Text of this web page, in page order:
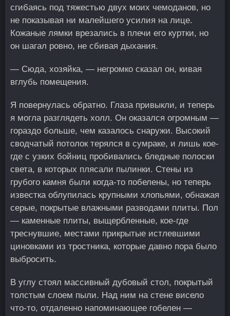
сгибаясь под тяжестью двух моих чемоданов, но
не показывая ни малейшего усилия на лице.
Кожаные лямки врезались в плечи его куртки, но
он шагал ровно, не сбивая дыхания.
— Сюда, хозяйка, — негромко сказал он, кивая
вглубь помещения.
Я повернулась обратно. Глаза привыкли, и теперь
я могла разглядеть холл. Он оказался огромным —
гораздо больше, чем казалось снаружи. Высокий
сводчатый потолок терялся в сумраке, и лишь кое-
где с узких бойниц пробивались бледные полоски
света, в которых плясали пылинки. Стены из
грубого камня были когда-то побелены, но теперь
известка облупилась крупными хлопьями, обнажая
серые, покрытые влажными разводами плиты. Пол
— каменные плиты, выщербленные, кое-где
треснувшие, местами прикрытые истлевшими
циновками из тростника, которые давно пора было
выбросить.
В углу стоял массивный дубовый стол, покрытый
толстым слоем пыли. Над ним на стене висело
что-то, отдаленно напоминающее гобелен —